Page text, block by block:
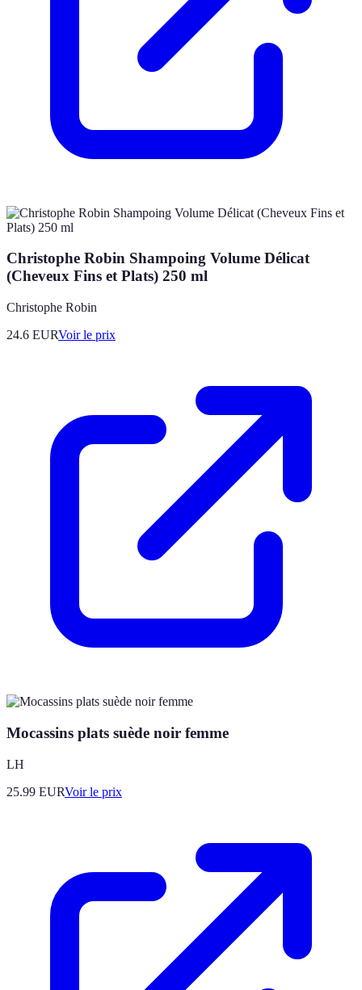
Christophe Robin Shampoing Volume Délicat
(Cheveux Fins et Plats) 250 ml
Christophe Robin
24.6 EURVoir le prix
Mocassins plats suède noir femme
LH
25.99 EURVoir le prix